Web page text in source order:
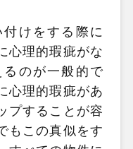
けをする際に
心理的瑕疵がな
のが一般的で
心理的瑕疵があ
プすることが容
もこの真似をす